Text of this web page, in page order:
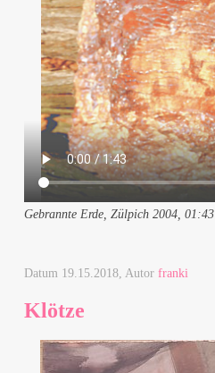
Gebrannte Erde, Zülpich 2004, 01:43
Datum 19.15.2018 , Autorfranki
Klötze